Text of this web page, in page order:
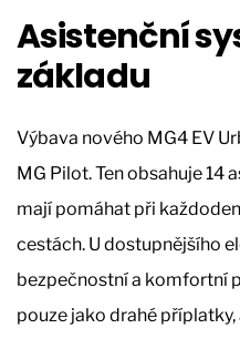
Asistenční
základu
Výbava nového MG4 EV
MG Pilot. Ten obsahuje 14
mají pomáhat při
cestách. U dostupnějšího
bezpečnostní a komfortní
pouze jako drahé